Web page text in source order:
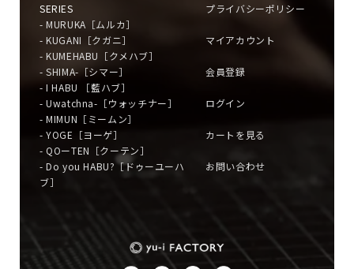
SERIES
- MURUKA［ムルカ］
- KUGANI［クガニ］
- KUMEHABU［クメハブ］
- SHIMA-［シマー］
- I HABU ［藍ハブ］
- Uwatchna-［ウォッチナー］
- MIMUN［ミームン］
- YOGE［ヨーゲ］
- QOーTEN［クーテン］
- Do you HABU?［ドゥーユーハ
ブ］
プライバシーポリシー
マイアカウント
会員登録
ログイン
カートを見る
お問い合わせ